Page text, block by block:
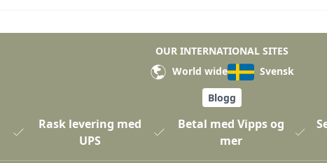
OUR INTERNATIONAL SITES
World wide
Svensk
Blogg
Rask levering med
UPS
Betal med Vipps og
mer